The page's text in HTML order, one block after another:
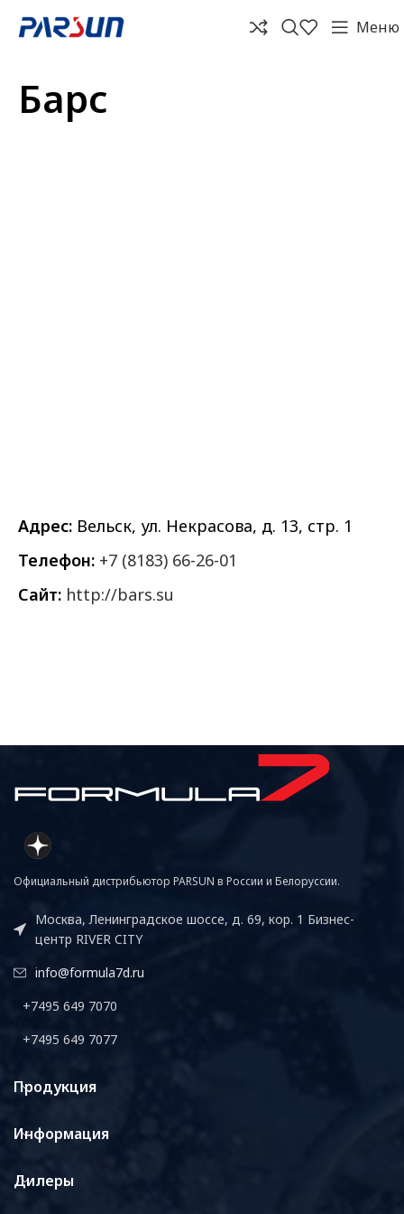
Меню
Барс
Адрес: Вельск, ул. Некрасова, д. 13, стр. 1
Телефон: +7 (8183) 66-26-01
Сайт: http://bars.su
Официальный дистрибьютор PARSUN в России и Белоруссии.
Москва, Ленинградское шоссе, д. 69, кор. 1 Бизнес-
центр RIVER CITY
info@formula7d.ru
+7495 649 7070
+7495 649 7077
Продукция
Информация
Дилеры